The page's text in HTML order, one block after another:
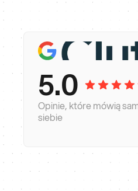
5.0
Opinie, które mówią
siebie